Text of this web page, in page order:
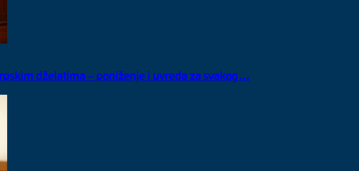
dželatima – poniženje i uvreda za svakog…